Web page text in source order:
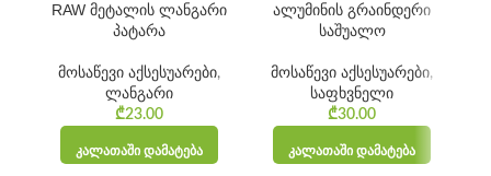
RAW მეტალის ლანგარი
პატარა
მოსაწევი აქსესუარები,
ლანგარი
₾23.00
ᲙᲐᲚᲐᲗᲐᲨᲘ ᲓᲐᲛᲐᲢᲔᲑᲐ
ალუმინის გრაინდერი
საშუალო
მოსაწევი აქსესუარები,
საფხვნელი
₾30.00
ᲙᲐᲚᲐᲗᲐᲨᲘ ᲓᲐᲛᲐᲢᲔᲑᲐ